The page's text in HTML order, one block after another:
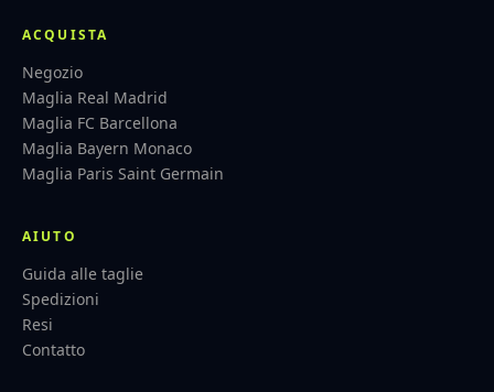
ACQUISTA
Negozio
Maglia Real Madrid
Maglia FC Barcellona
Maglia Bayern Monaco
Maglia Paris Saint Germain
AIUTO
Guida alle taglie
Spedizioni
Resi
Contatto